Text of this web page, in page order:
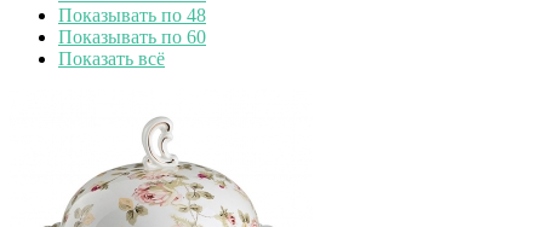
Показывать по 48
Показывать по 60
Показать всё